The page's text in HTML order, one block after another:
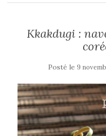
Kkakdugi :
Posté le 9